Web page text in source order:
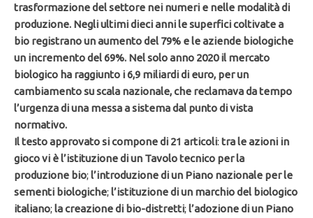
trasformazione del settore nei numeri e nelle modalità di
produzione. Negli ultimi dieci anni le superfici coltivate a
bio registrano un aumento del 79% e le aziende biologiche
un incremento del 69%. Nel solo anno 2020 il mercato
biologico ha raggiunto i 6,9 miliardi di euro, per un
cambiamento su scala nazionale, che reclamava da tempo
l’urgenza di una messa a sistema dal punto di vista
normativo.
Il testo approvato si compone di 21 articoli: tra le azioni in
gioco vi è l’istituzione di un Tavolo tecnico per la
produzione bio; l’introduzione di un Piano nazionale per le
sementi biologiche; l’istituzione di un marchio del biologico
italiano; la creazione di bio-distretti; l’adozione di un Piano